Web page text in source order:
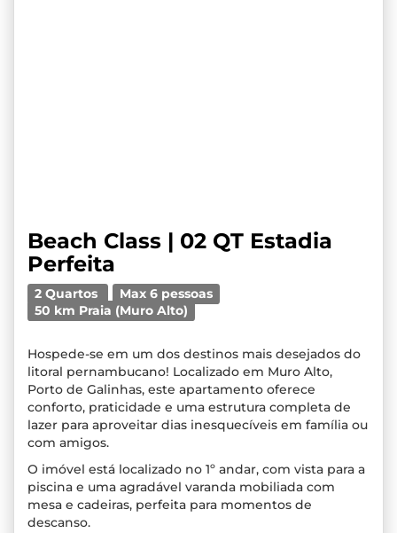
Beach Class | 02 QT Estadia
Perfeita
2 Quartos
Max 6 pessoas
50 km Praia (Muro Alto)
Hospede-se em um dos destinos mais desejados do
litoral pernambucano! Localizado em Muro Alto,
Porto de Galinhas, este apartamento oferece
conforto, praticidade e uma estrutura completa de
lazer para aproveitar dias inesquecíveis em família ou
com amigos.
O imóvel está localizado no 1º andar, com vista para a
piscina e uma agradável varanda mobiliada com
mesa e cadeiras, perfeita para momentos de
descanso.